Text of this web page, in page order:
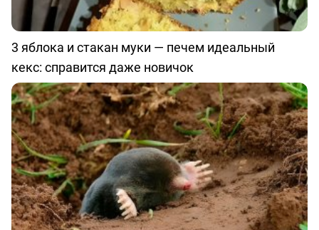
3 яблока и стакан муки — печем идеальный
кекс: справится даже новичок